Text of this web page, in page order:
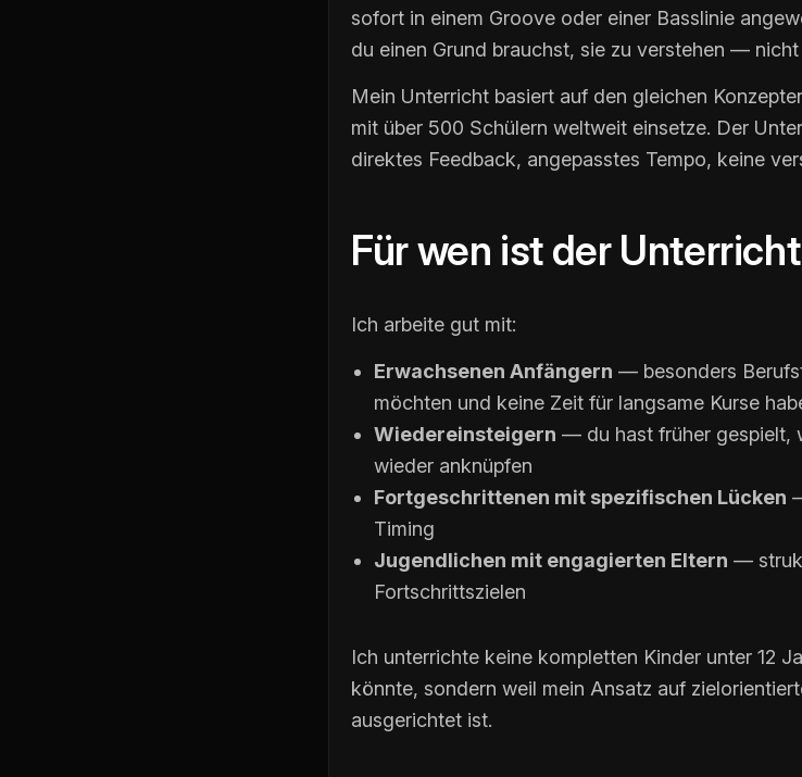
sofort in einem Groove oder einer Basslinie
du einen Grund brauchst, sie zu verstehen — nicht
Mein Unterricht basiert auf den gleichen
mit über 500 Schülern weltweit einsetze. Der
direktes Feedback, angepasstes Tempo, keine
Für wen ist der
Ich arbeite gut mit:
Erwachsenen Anfängern — besonders
möchten und keine Zeit für langsame Kurse
Wiedereinsteigern — du hast früher gespielt,
wieder anknüpfen
Fortgeschrittenen mit spezifischen Lücken
Timing
Jugendlichen mit engagierten Eltern —
Fortschrittszielen
Ich unterrichte keine kompletten Kinder unter 12
könnte, sondern weil mein Ansatz auf
ausgerichtet ist.